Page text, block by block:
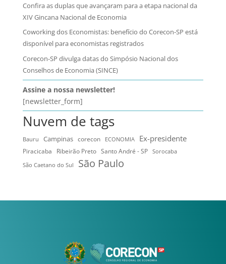
Confira as duplas que avançaram para a etapa nacional da
XIV Gincana Nacional de Economia
Coworking dos Economistas: benefício do Corecon-SP está
disponível para economistas registrados
Corecon-SP divulga datas do Simpósio Nacional dos
Conselhos de Economia (SINCE)
Assine a nossa newsletter!
[newsletter_form]
Nuvem de tags
Bauru Campinas corecon ECONOMIA Ex-presidente
Piracicaba Ribeirão Preto Santo André - SP
Sorocaba
São Caetano do Sul
São Paulo